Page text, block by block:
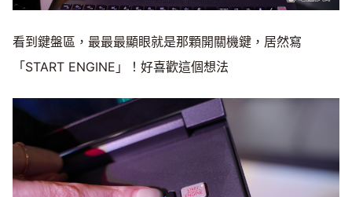
看到鍵盤區，最最最顯眼就是那顆開關機鍵，居然寫
「START ENGINE」！好喜歡這個想法